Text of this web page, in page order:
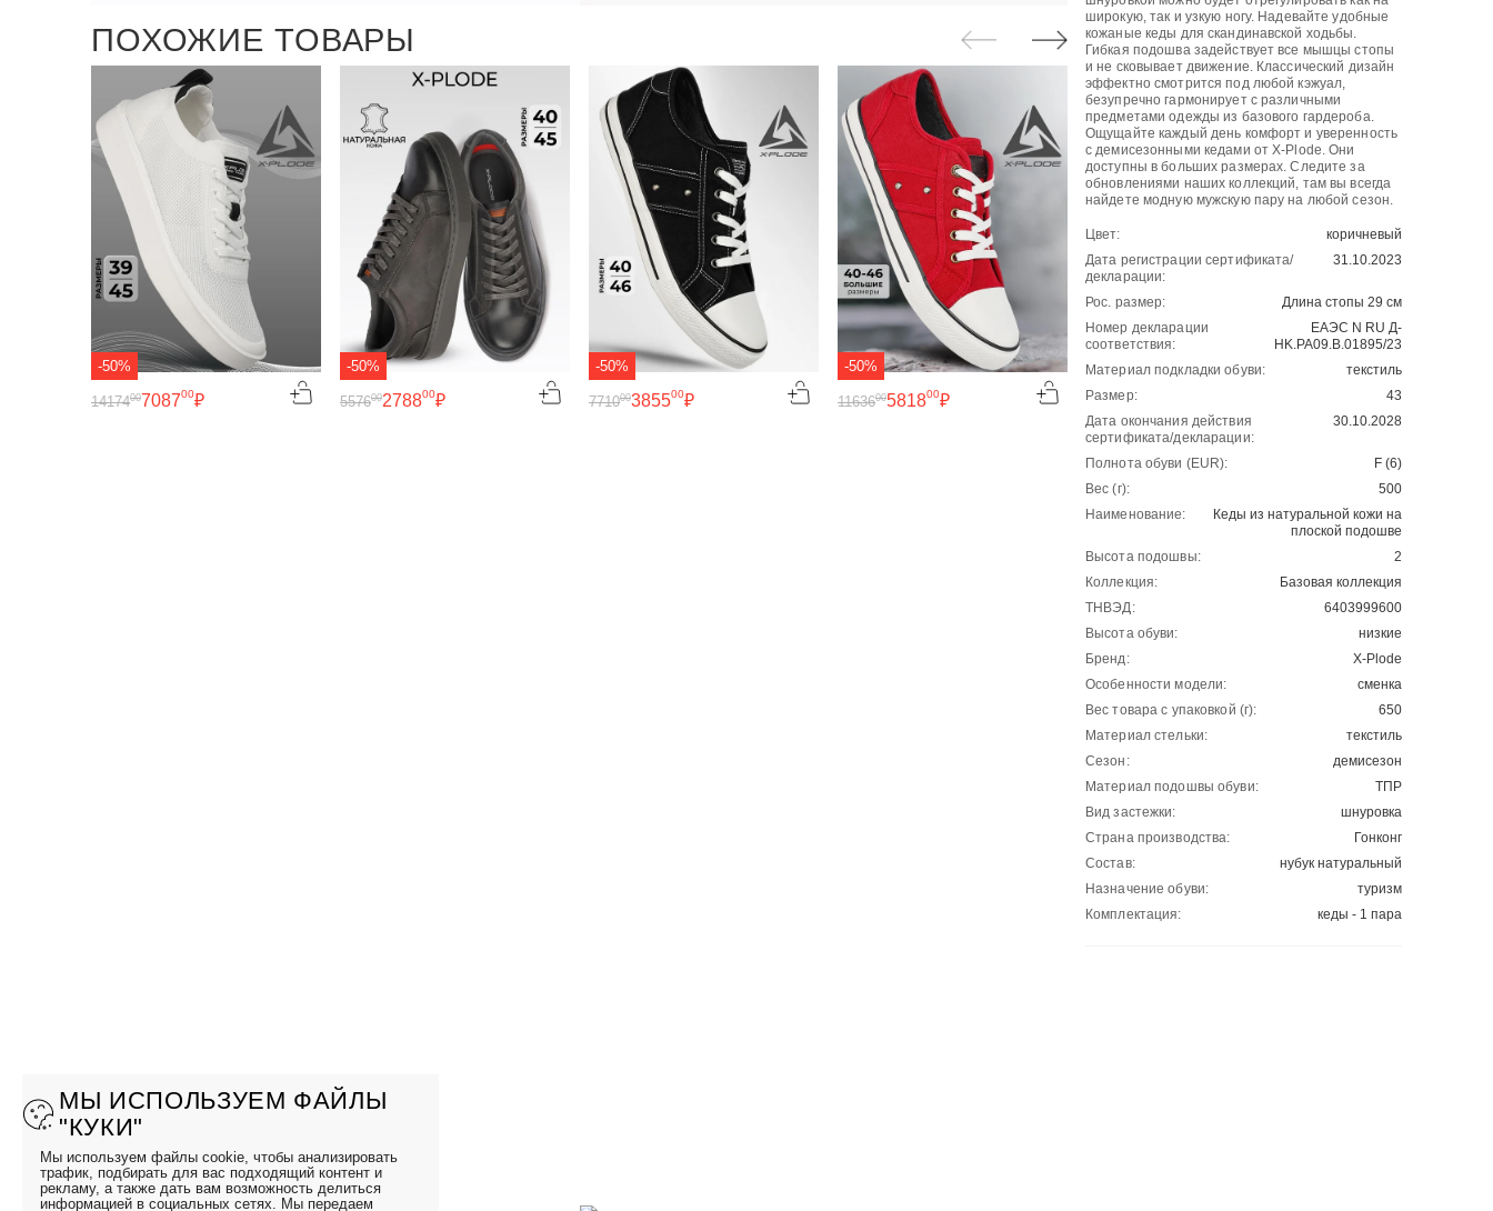
ПОХОЖИЕ ТОВАРЫ
-50%
708700₽
1417400
-50%
278800₽
557600
-50%
385500₽
771000
-50%
581800₽
1163600
-50%
3899
779800
-50%
4999
широкую, так и узкую ногу. Надевайте удобные
кожаные кеды для скандинавской ходьбы.
Гибкая подошва задействует все мышцы стопы
и не сковывает движение. Классический дизайн
эффектно смотрится под любой кэжуал,
безупречно гармонирует с различными
предметами одежды из базового гардероба.
Ощущайте каждый день комфорт и уверенность
с демисезонными кедами от X-Plode. Они
доступны в больших размерах. Следите за
обновлениями наших коллекций, там вы всегда
найдете модную мужскую пару на любой сезон.
Цвет:
коричневый
Дата регистрации сертификата/
декларации:
31.10.2023
Рос. размер:
Длина стопы 29 см
Номер декларации
соответствия:
ЕАЭС N RU Д-
HK.РА09.В.01895/23
Материал подкладки обуви:
текстиль
Размер:
43
Дата окончания действия
сертификата/декларации:
30.10.2028
Полнота обуви (EUR):
F (6)
Вес (г):
500
Наименование:
Кеды из натуральной кожи на
плоской подошве
Высота подошвы:
2
Коллекция:
Базовая коллекция
ТНВЭД:
6403999600
Высота обуви:
низкие
Бренд:
X-Plode
Особенности модели:
сменка
Вес товара с упаковкой (г):
650
Материал стельки:
текстиль
Сезон:
демисезон
Материал подошвы обуви:
ТПР
Вид застежки:
шнуровка
Страна производства:
Гонконг
Состав:
нубук натуральный
Назначение обуви:
туризм
Комплектация:
кеды - 1 пара
МЫ ИСПОЛЬЗУЕМ ФАЙЛЫ
"КУКИ"
Мы используем файлы cookie, чтобы анализировать
трафик, подбирать для вас подходящий контент и
рекламу, а также дать вам возможность делиться
информацией в социальных сетях. Мы передаем